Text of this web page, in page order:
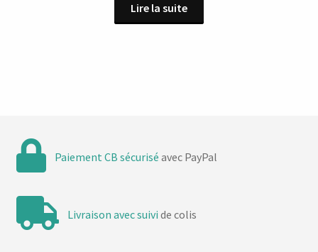
Lire la suite
Paiement CB sécurisé avec PayPal
Livraison avec suivi de colis